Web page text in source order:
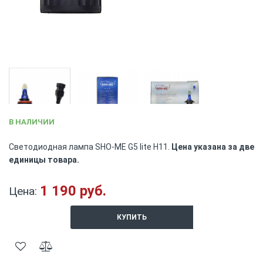
to
beginning
of
images
gallery
В НАЛИЧИИ
Светодиодная лампа SHO-ME G5 lite H11.
Цена указана за две
единицы товара.
Цена: 1 190 руб.
КУПИТЬ